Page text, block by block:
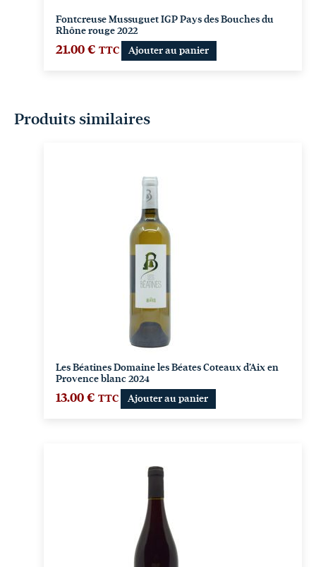
Fontcreuse Mussuguet IGP Pays des Bouches du
Rhône rouge 2022
21.00 € TTC Ajouter au panier
Produits similaires
Les Béatines Domaine les Béates Coteaux d’Aix en
Provence blanc 2024
13.00 € TTC Ajouter au panier